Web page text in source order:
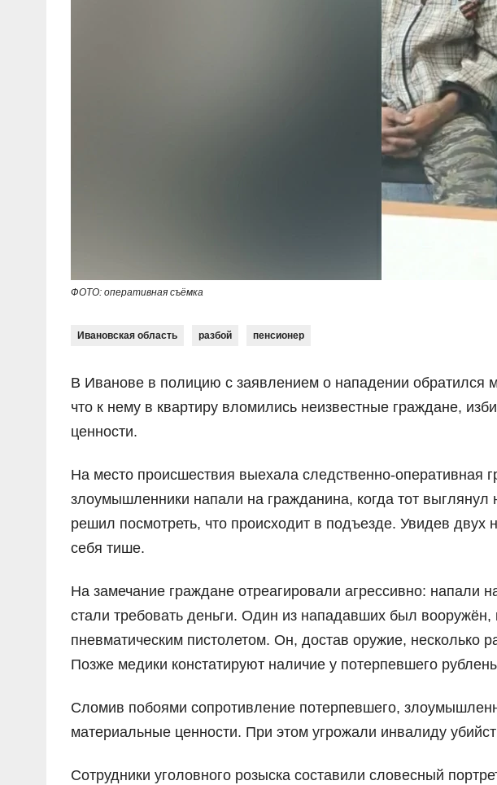
ФОТО: оперативная съёмка
Ивановская область разбой пенсионер
В Иванове в полицию с заявлением о нападении обратился
что к нему в квартиру вломились неизвестные граждане,
ценности.
На место происшествия выехала следственно-оперативная
злоумышленники напали на гражданина, когда тот
решил посмотреть, что происходит в подъезде. Увидев двух
себя тише.
На замечание граждане отреагировали агрессивно: напали
стали требовать деньги. Один из нападавших был вооружён,
пневматическим пистолетом. Он, достав оружие, несколько
Позже медики констатируют наличие у потерпевшего
Сломив побоями сопротивление потерпевшего,
материальные ценности. При этом угрожали инвалиду
Сотрудники уголовного розыска составили словесный